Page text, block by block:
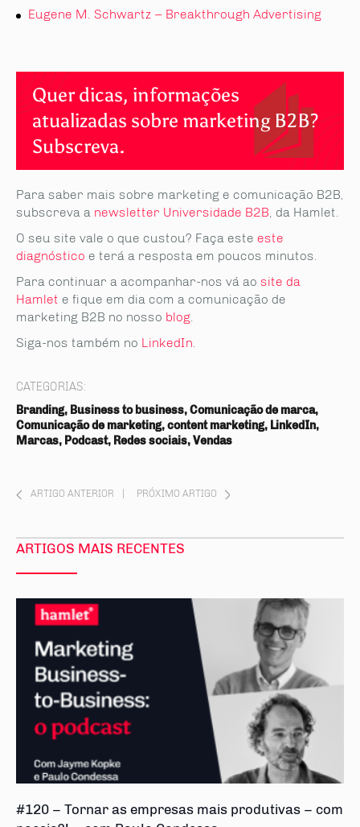
Eugene M. Schwartz – Breakthrough Advertising
Quer dicas, informações
atualizadas sobre marketing B2B?
Subscreva.
Para saber mais sobre marketing e comunicação B2B,
subscreva a newsletter Universidade B2B, da Hamlet.
O seu site vale o que custou? Faça este este
diagnóstico e terá a resposta em poucos minutos.
Para continuar a acompanhar-nos vá ao site da
Hamlet e fique em dia com a comunicação de
marketing B2B no nosso blog.
Siga-nos também no LinkedIn.
CATEGORIAS:
Branding, Business to business, Comunicação de marca,
Comunicação de marketing, content marketing, LinkedIn,
Marcas, Podcast, Redes sociais, Vendas
ARTIGO ANTERIOR PRÓXIMO ARTIGO
ARTIGOS MAIS RECENTES
#120 – Tornar as empresas mais produtivas – com